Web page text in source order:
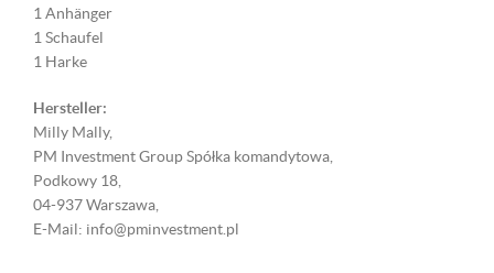
1 Anhänger
1 Schaufel
1 Harke
Hersteller:
Milly Mally,
PM Investment Group Spółka komandytowa,
Podkowy 18,
04-937 Warszawa,
E-Mail: info@pminvestment.pl